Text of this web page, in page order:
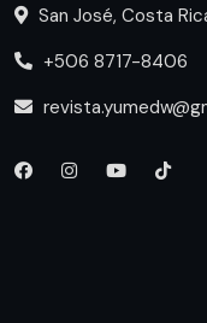
San José, Costa
+506 8717-8406